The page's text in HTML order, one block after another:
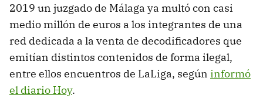
2019 un juzgado de Málaga ya multó con casi
medio millón de euros a los integrantes de una
red dedicada a la venta de decodificadores que
emitían distintos contenidos de forma ilegal,
entre ellos encuentros de LaLiga, según informó
el diario Hoy.